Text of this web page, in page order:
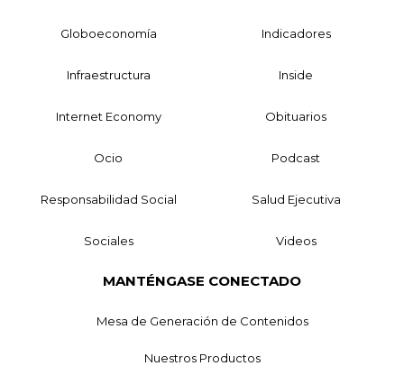
Globoeconomía Indicadores
Infraestructura Inside
Internet Economy Obituarios
Ocio Podcast
Responsabilidad Social Salud Ejecutiva
Sociales Videos
MANTÉNGASE CONECTADO
Mesa de Generación de Contenidos
Nuestros Productos